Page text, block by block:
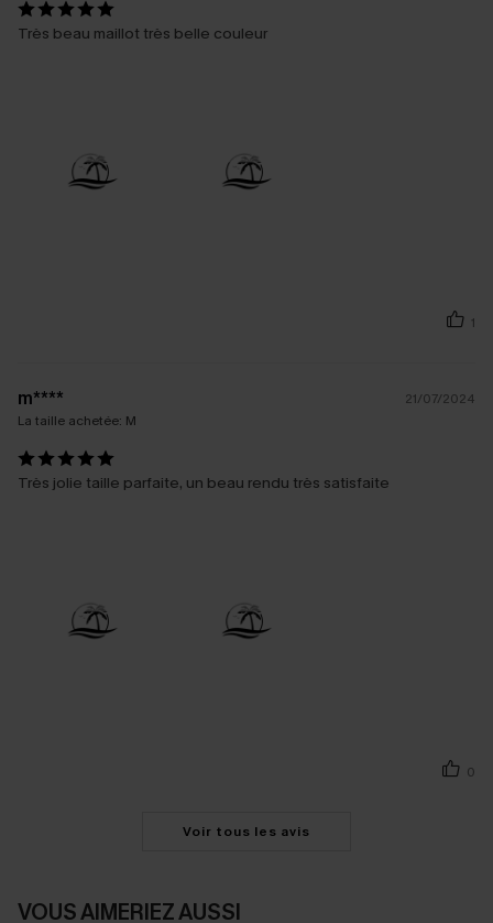
Très beau maillot très belle couleur
1
m****
21/07/2024
La taille achetée: M
Très jolie taille parfaite, un beau rendu très satisfaite
0
Voir tous les avis
VOUS AIMERIEZ AUSSI